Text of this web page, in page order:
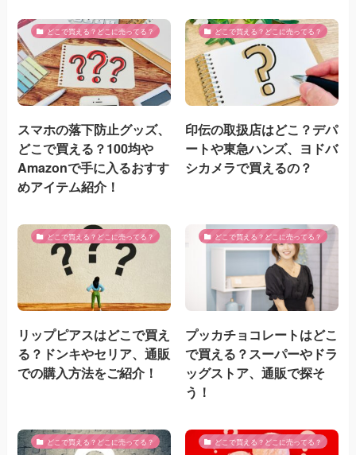
どこで買える？どこに売ってる？
スマホの落下防止グッズ、
どこで買える？100均や
Amazonで手に入るおすす
めアイテム紹介！
どこで買える？どこに売ってる？
印伝の取扱店はどこ？デパ
ートや東急ハンズ、ヨドバ
シカメラで買えるの？
どこで買える？どこに売ってる？
リップピアスはどこで買え
る？ドンキやセリア、通販
での購入方法をご紹介！
どこで買える？どこに売ってる？
プッカチョコレートはどこ
で買える？スーパーやドラ
ッグストア、通販で探そ
う！
どこで買える？どこに売ってる？ どこで買える？どこに売ってる？